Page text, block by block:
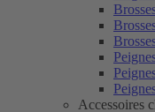
Accessoires